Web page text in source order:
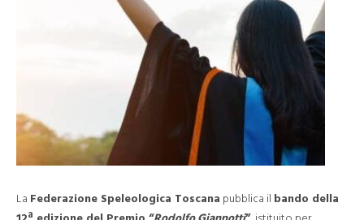
La Federazione Speleologica Toscana pubblica il bando della